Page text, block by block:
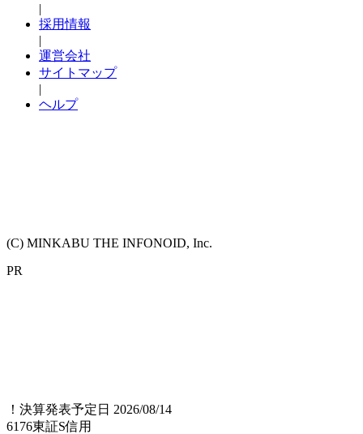
|
採用情報
|
運営会社
サイトマップ
|
ヘルプ
(C) MINKABU THE INFONOID, Inc.
PR
！ 決算発表予定日 2026/08/14
6176東証S信用